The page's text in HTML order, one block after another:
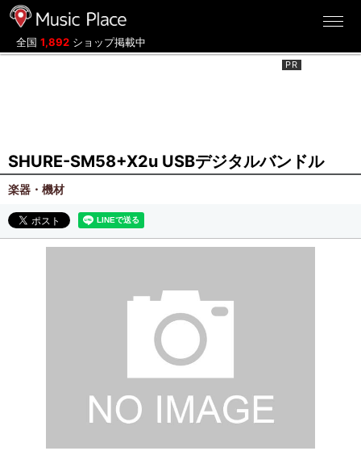
全国 1,892 ショップ掲載中
SHURE-SM58+X2u USBデジタルバンドル
楽器・機材